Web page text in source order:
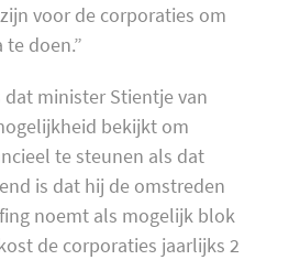
voor de corporaties om
te doen.”
dat minister Stientje van
bekijkt om
te steunen als dat
is dat hij de omstreden
noemt als mogelijk blok
de corporaties jaarlijks 2